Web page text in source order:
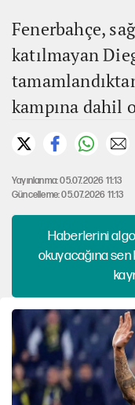
Fenerbahçe,
katılmayan
kampına dahil
Yayınlanma: 05.07.2026 11:13
Güncelleme: 05.07.2026 11:13
Haberlerini
okuyacağına